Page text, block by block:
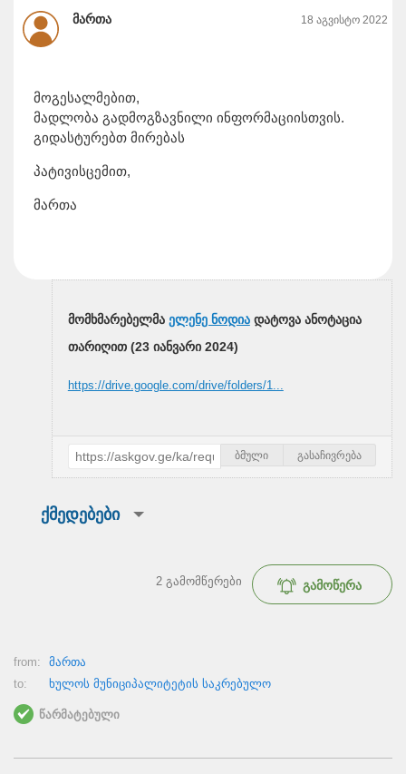
მართა 18 აგვისტო 2022
მოგესალმებით,
მადლობა გადმოგზავნილი ინფორმაციისთვის.
გიდასტურებთ მირებას
პატივისცემით,
მართა
მომხმარებელმა ელენე ნოდიადატოვა ანოტაცია
თარიღით (23 იანვარი 2024)
https://drive.google.com/drive/folders/1...
ბმული გასაჩივრება
ქმედებები
გამოწერა
2 გამომწერები
from:
მართა
to:
ხულოს მუნიციპალიტეტის საკრებულო
წარმატებული